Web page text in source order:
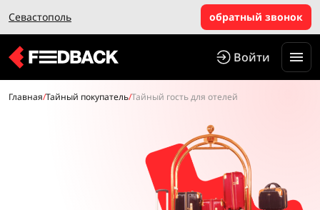
Севастополь обратный звонок
Войти
Главная/Тайный покупатель/Тайный гость для отелей